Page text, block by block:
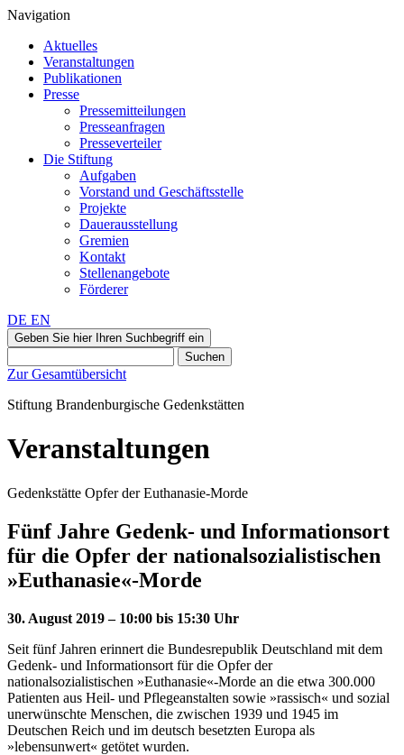
Navigation
Aktuelles
Veranstaltungen
Publikationen
Presse
Pressemitteilungen
Presseanfragen
Presseverteiler
Die Stiftung
Aufgaben
Vorstand und Geschäftsstelle
Projekte
Dauerausstellung
Gremien
Kontakt
Stellenangebote
Förderer
DE EN
Geben Sie hier Ihren Suchbegriff ein
Suchen
Zur Gesamtübersicht
Stiftung Brandenburgische Gedenkstätten
Veranstaltungen
Gedenkstätte Opfer der Euthanasie-Morde
Fünf Jahre Gedenk- und Informationsort
für die Opfer der nationalsozialistischen
»Euthanasie«-Morde
30. August 2019 – 10:00 bis 15:30 Uhr
Seit fünf Jahren erinnert die Bundesrepublik Deutschland mit dem
Gedenk- und Informationsort für die Opfer der
nationalsozialistischen »Euthanasie«-Morde an die etwa 300.000
Patienten aus Heil- und Pflegeanstalten sowie »rassisch« und sozial
unerwünschte Menschen, die zwischen 1939 und 1945 im
Deutschen Reich und im deutsch besetzten Europa als
»lebensunwert« getötet wurden.